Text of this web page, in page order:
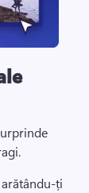
ți